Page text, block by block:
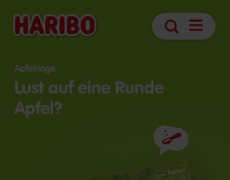
Suche
Apfelringe
Lust auf eine Runde
Apfel?
Zutaten